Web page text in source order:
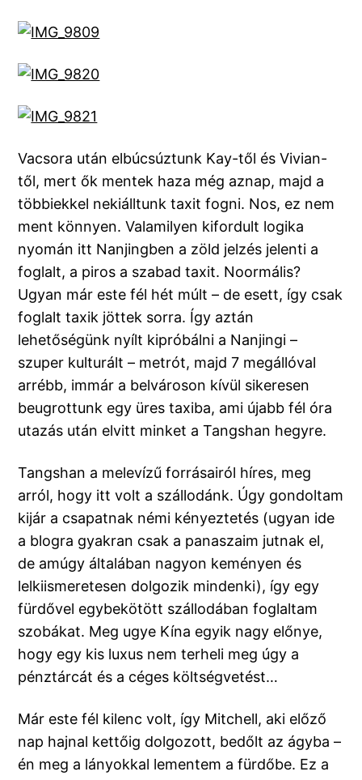
Vacsora után elbúcsúztunk Kay-től és Vivian-
től, mert ők mentek haza még aznap, majd a
többiekkel nekiálltunk taxit fogni. Nos, ez nem
ment könnyen. Valamilyen kifordult logika
nyomán itt Nanjingben a zöld jelzés jelenti a
foglalt, a piros a szabad taxit. Noormális?
Ugyan már este fél hét múlt – de esett, így csak
foglalt taxik jöttek sorra. Így aztán
lehetőségünk nyílt kipróbálni a Nanjingi –
szuper kulturált – metrót, majd 7 megállóval
arrébb, immár a belvároson kívül sikeresen
beugrottunk egy üres taxiba, ami újabb fél óra
utazás után elvitt minket a Tangshan hegyre.
Tangshan a melevízű forrásairól híres, meg
arról, hogy itt volt a szállodánk. Úgy gondoltam
kijár a csapatnak némi kényeztetés (ugyan ide
a blogra gyakran csak a panaszaim jutnak el,
de amúgy általában nagyon keményen és
lelkiismeretesen dolgozik mindenki), így egy
fürdővel egybekötött szállodában foglaltam
szobákat. Meg ugye Kína egyik nagy előnye,
hogy egy kis luxus nem terheli meg úgy a
pénztárcát és a céges költségvetést…
Már este fél kilenc volt, így Mitchell, aki előző
nap hajnal kettőig dolgozott, bedőlt az ágyba –
én meg a lányokkal lementem a fürdőbe. Ez a